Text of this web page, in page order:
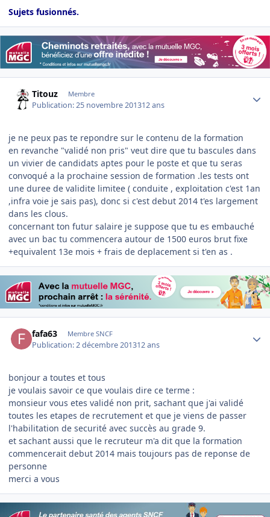
Sujets fusionnés.
Titouz Membre
Publication:25 novembre 201312 ans
je ne peux pas te repondre sur le contenu de la formation
en revanche "validé non pris" veut dire que tu bascules dans
un vivier de candidats aptes pour le poste et que tu seras
convoqué a la prochaine session de formation .les tests ont
une duree de validite limitee ( conduite , exploitation c'est 1an
,infra voie je sais pas), donc si c'est debut 2014 t'es largement
dans les clous.
concernant ton futur salaire je suppose que tu es embauché
avec un bac tu commencera autour de 1500 euros brut fixe
+equivalent 13e mois + frais de deplacement si t'en as .
fafa63 Membre SNCF
Publication:2 décembre 201312 ans
bonjour a toutes et tous
je voulais savoir ce que voulais dire ce terme :
monsieur vous etes validé non prit, sachant que j'ai validé
toutes les etapes de recrutement et que je viens de passer
l'habilitation de securité avec succès au grade 9.
et sachant aussi que le recruteur m'a dit que la formation
commencerait debut 2014 mais toujours pas de reponse de
personne
merci a vous